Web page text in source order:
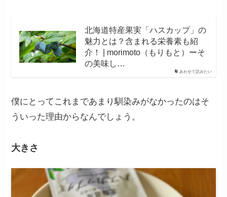
あわせて読みたい
北海道特産果実「ハスカップ」の
魅力とは？含まれる栄養素も紹
介！ | morimoto（もりもと）ーそ
の美味し…
僕にとってこれまであまり馴染みがなかったのはそ
ういった理由からなんでしょう。
大きさ